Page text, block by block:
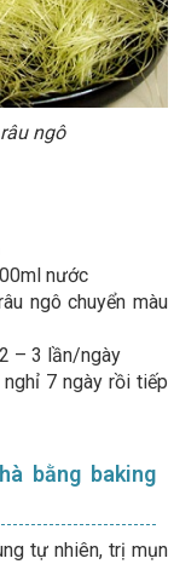
ngô
nước
ngô chuyển màu
– 3 lần/ngày
7 ngày rồi tiếp
bằng baking
tự nhiên, trị mụn